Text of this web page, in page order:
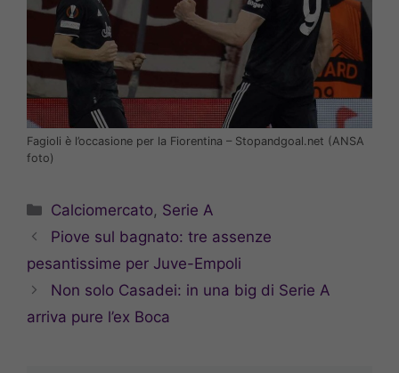
Fagioli è l’occasione per la Fiorentina – Stopandgoal.net (ANSA
foto)
Categorie
Calciomercato, Serie A
Piove sul bagnato: tre assenze
pesantissime per Juve-Empoli
Non solo Casadei: in una big di Serie A
arriva pure l’ex Boca